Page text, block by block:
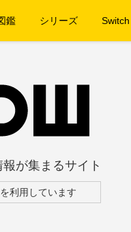
鑑 シリーズ
が集まるサイト
利用しています